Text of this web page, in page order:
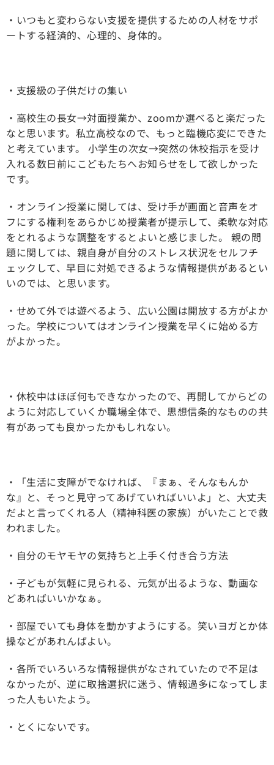
・いつもと変わらない支援を提供するための人材をサポ
ートする経済的、心理的、身体的。
・支援級の子供だけの集い
・高校生の長女→対面授業か、zoomか選べると楽だった
なと思います。私立高校なので、もっと臨機応変にできた
と考えています。 小学生の次女→突然の休校指示を受け
入れる数日前にこどもたちへお知らせをして欲しかった
です。
・オンライン授業に関しては、受け手が画面と音声をオ
フにする権利をあらかじめ授業者が提示して、柔軟な対応
をとれるような調整をするとよいと感じました。 親の問
題に関しては、親自身が自分のストレス状況をセルフチ
ェックして、早目に対処できるような情報提供があるとい
いのでは、と思います。
・せめて外では遊べるよう、広い公園は開放する方がよか
った。学校についてはオンライン授業を早くに始める方
がよかった。
・休校中はほぼ何もできなかったので、再開してからどの
ように対応していくか職場全体で、思想信条的なものの共
有があっても良かったかもしれない。
・「生活に支障がでなければ、『まぁ、そんなもんか
な』と、そっと見守ってあげていればいいよ」と、大丈夫
だよと言ってくれる人（精神科医の家族）がいたことで救
われました。
・自分のモヤモヤの気持ちと上手く付き合う方法
・子どもが気軽に見られる、元気が出るような、動画な
どあればいいかなぁ。
・部屋でいても身体を動かすようにする。笑いヨガとか体
操などがあれんばよい。
・各所でいろいろな情報提供がなされていたので不足は
なかったが、逆に取捨選択に迷う、情報過多になってしま
った人もいたよう。
・とくにないです。